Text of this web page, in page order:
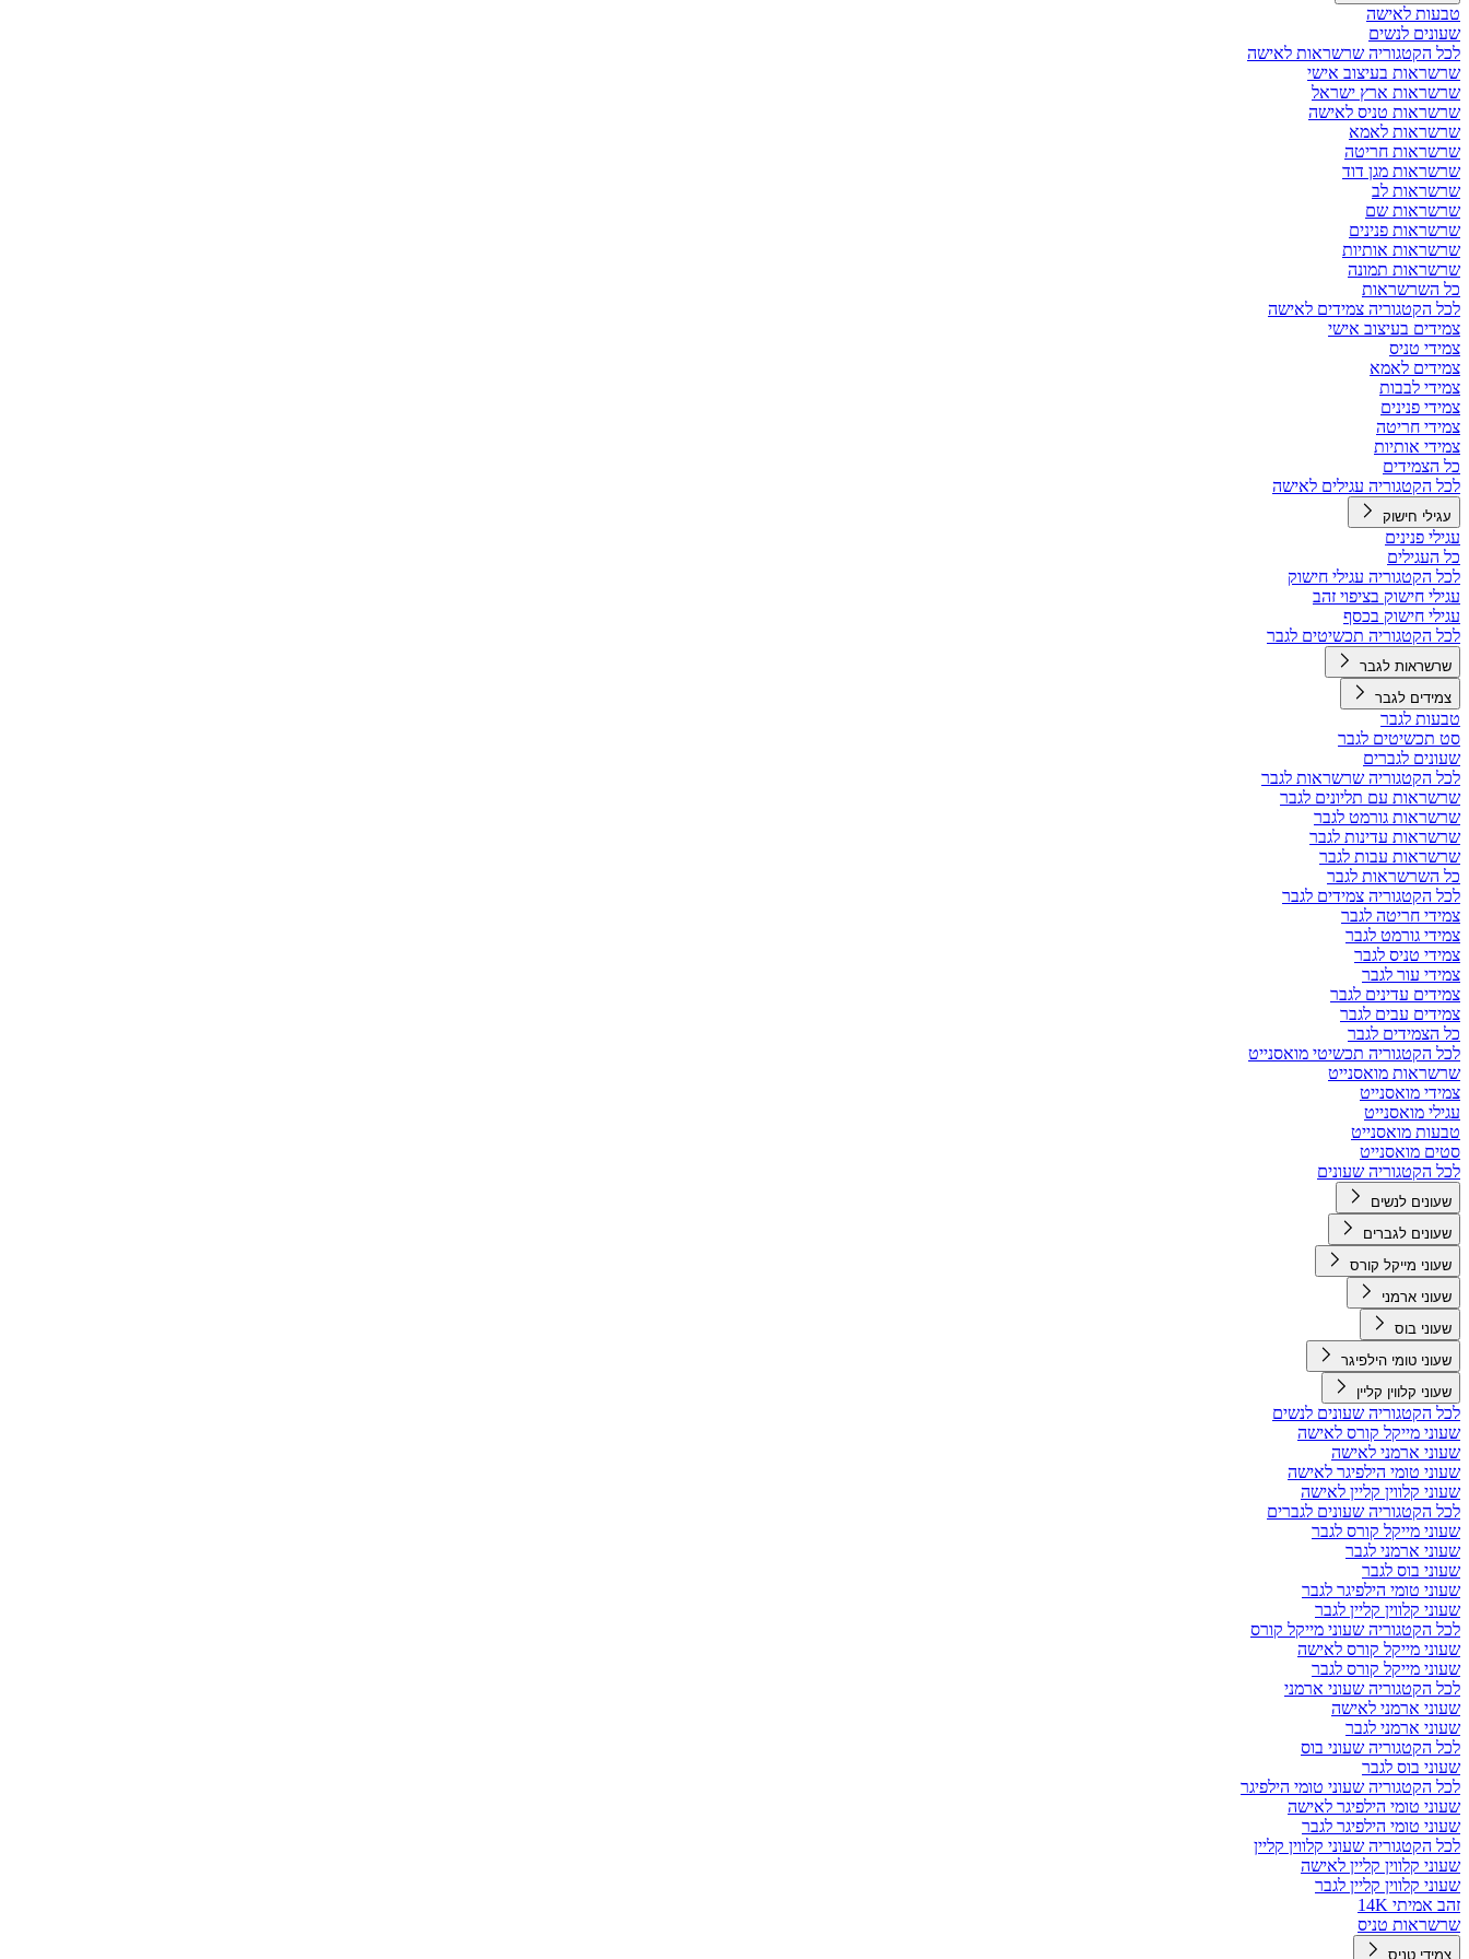
טבעות לאישה
שעונים לנשים
לכל הקטגוריה שרשראות לאישה
שרשראות בעיצוב אישי
שרשראות ארץ ישראל
שרשראות טניס לאישה
שרשראות לאמא
שרשראות חריטה
שרשראות מגן דוד
שרשראות לב
שרשראות שם
שרשראות פנינים
שרשראות אותיות
שרשראות תמונה
כל השרשראות
לכל הקטגוריה צמידים לאישה
צמידים בעיצוב אישי
צמידי טניס
צמידים לאמא
צמידי לבבות
צמידי פנינים
צמידי חריטה
צמידי אותיות
כל הצמידים
לכל הקטגוריה עגילים לאישה
עגילי חישוק
עגילי פנינים
כל העגילים
לכל הקטגוריה עגילי חישוק
עגילי חישוק בציפוי זהב
עגילי חישוק בכסף
לכל הקטגוריה תכשיטים לגבר
שרשראות לגבר
צמידים לגבר
טבעות לגבר
סט תכשיטים לגבר
שעונים לגברים
לכל הקטגוריה שרשראות לגבר
שרשראות עם תליונים לגבר
שרשראות גורמט לגבר
שרשראות עדינות לגבר
שרשראות עבות לגבר
כל השרשראות לגבר
לכל הקטגוריה צמידים לגבר
צמידי חריטה לגבר
צמידי גורמט לגבר
צמידי טניס לגבר
צמידי עור לגבר
צמידים עדינים לגבר
צמידים עבים לגבר
כל הצמידים לגבר
לכל הקטגוריה תכשיטי מואסנייט
שרשראות מואסנייט
צמידי מואסנייט
עגילי מואסנייט
טבעות מואסנייט
סטים מואסנייט
לכל הקטגוריה שעונים
שעונים לנשים
שעונים לגברים
שעוני מייקל קורס
שעוני ארמני
שעוני בוס
שעוני טומי הילפיגר
שעוני קלווין קליין
לכל הקטגוריה שעונים לנשים
שעוני מייקל קורס לאישה
שעוני ארמני לאישה
שעוני טומי הילפיגר לאישה
שעוני קלווין קליין לאישה
לכל הקטגוריה שעונים לגברים
שעוני מייקל קורס לגבר
שעוני ארמני לגבר
שעוני בוס לגבר
שעוני טומי הילפיגר לגבר
שעוני קלווין קליין לגבר
לכל הקטגוריה שעוני מייקל קורס
שעוני מייקל קורס לאישה
שעוני מייקל קורס לגבר
לכל הקטגוריה שעוני ארמני
שעוני ארמני לאישה
שעוני ארמני לגבר
לכל הקטגוריה שעוני בוס
שעוני בוס לגבר
לכל הקטגוריה שעוני טומי הילפיגר
שעוני טומי הילפיגר לאישה
שעוני טומי הילפיגר לגבר
לכל הקטגוריה שעוני קלווין קליין
שעוני קלווין קליין לאישה
שעוני קלווין קליין לגבר
זהב אמיתי 14K
שרשראות טניס
צמידי טניס